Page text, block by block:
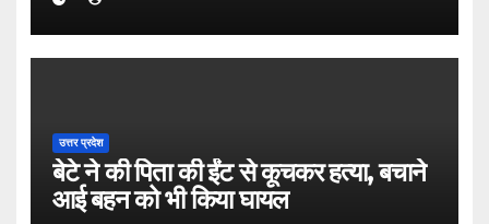
उत्तर प्रदेश
बेटे ने की पिता की ईंट से कूचकर हत्या, बचाने
आई बहन को भी किया घायल